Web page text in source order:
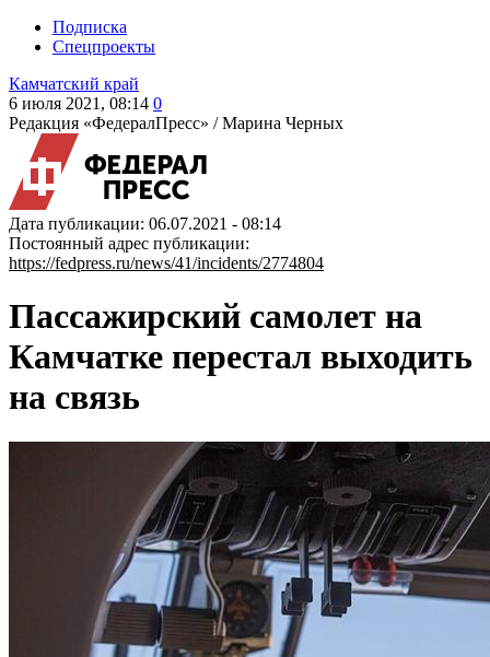
Подписка
Спецпроекты
Камчатский край
6 июля 2021, 08:14 0
Редакция «ФедералПресс» /Марина Черных
Дата публикации: 06.07.2021 - 08:14
Постоянный адрес публикации:
https://fedpress.ru/news/41/incidents/2774804
Пассажирский самолет на
Камчатке перестал выходить
на связь